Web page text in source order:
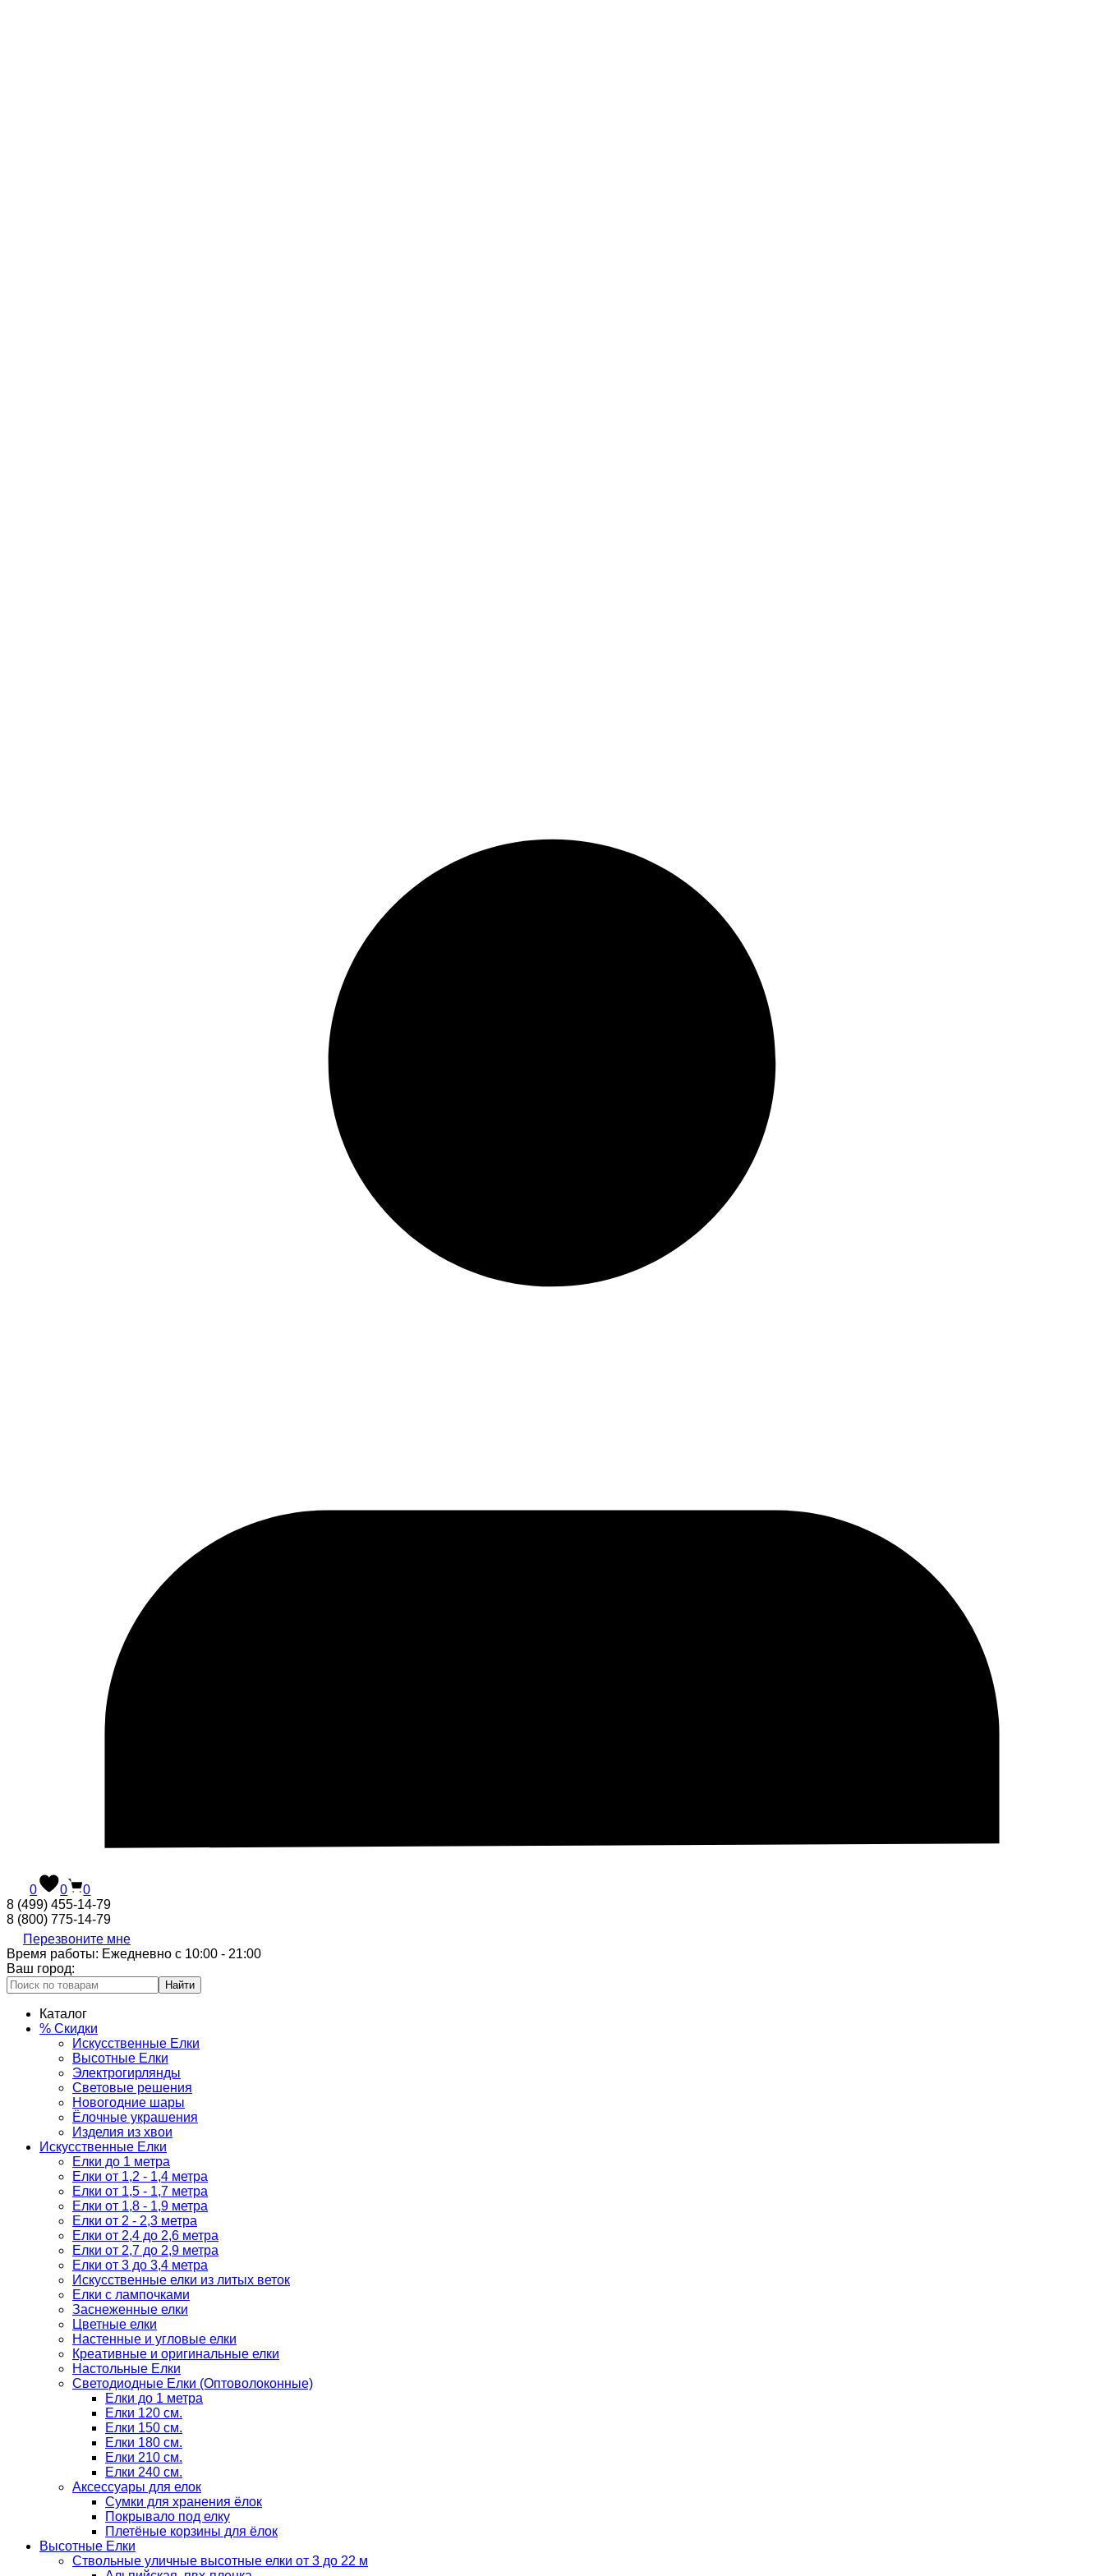
0 0
0
8 (499) 455-14-79
8 (800) 775-14-79
Перезвоните мне
Время работы: Ежедневно с 10:00 - 21:00
Ваш город:
Найти
Каталог
% Скидки
Искусственные Елки
Высотные Елки
Электрогирлянды
Световые решения
Новогодние шары
Ёлочные украшения
Изделия из хвои
Искусственные Елки
Елки до 1 метра
Елки от 1,2 - 1,4 метра
Елки от 1,5 - 1,7 метра
Елки от 1,8 - 1,9 метра
Елки от 2 - 2,3 метра
Елки от 2,4 до 2,6 метра
Елки от 2,7 до 2,9 метра
Елки от 3 до 3,4 метра
Искусственные елки из литых веток
Елки с лампочками
Заснеженные елки
Цветные елки
Настенные и угловые елки
Креативные и оригинальные елки
Настольные Елки
Светодиодные Елки (Оптоволоконные)
Елки до 1 метра
Елки 120 см.
Елки 150 см.
Елки 180 см.
Елки 210 см.
Елки 240 см.
Аксессуары для елок
Сумки для хранения ёлок
Покрывало под елку
Плетёные корзины для ёлок
Высотные Елки
Ствольные уличные высотные елки от 3 до 22 м